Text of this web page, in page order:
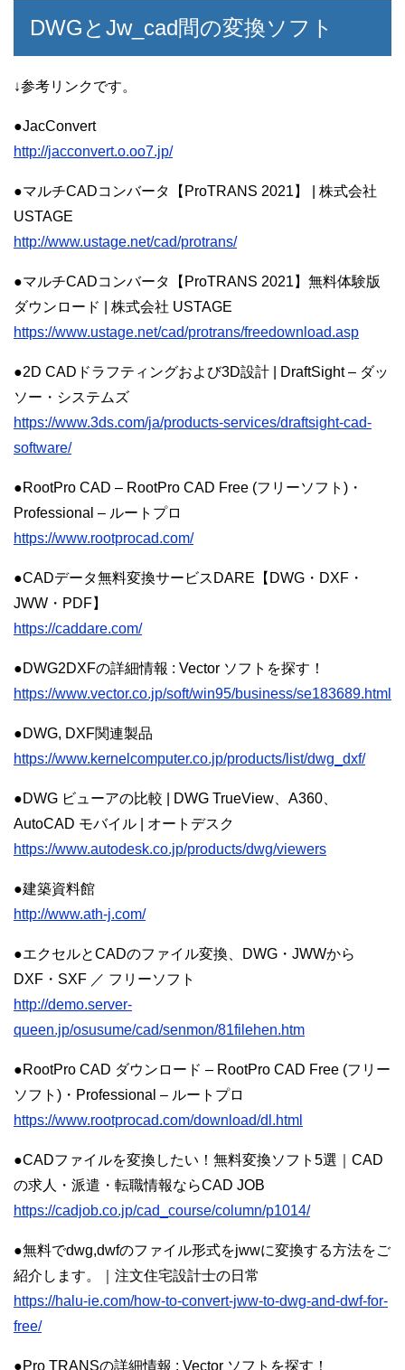
DWGとJw_cad間の変換ソフト
↓参考リンクです。
●JacConvert
http://jacconvert.o.oo7.jp/
●マルチCADコンバータ【ProTRANS 2021】 | 株式会社
USTAGE
http://www.ustage.net/cad/protrans/
●マルチCADコンバータ【ProTRANS 2021】無料体験版
ダウンロード | 株式会社 USTAGE
https://www.ustage.net/cad/protrans/freedownload.asp
●2D CADドラフティングおよび3D設計 | DraftSight – ダッ
ソー・システムズ
https://www.3ds.com/ja/products-services/draftsight-cad-
software/
●RootPro CAD – RootPro CAD Free (フリーソフト)・
Professional – ルートプロ
https://www.rootprocad.com/
●CADデータ無料変換サービスDARE【DWG・DXF・
JWW・PDF】
https://caddare.com/
●DWG2DXFの詳細情報 : Vector ソフトを探す！
https://www.vector.co.jp/soft/win95/business/se183689.html
●DWG, DXF関連製品
https://www.kernelcomputer.co.jp/products/list/dwg_dxf/
●DWG ビューアの比較 | DWG TrueView、A360、
AutoCAD モバイル | オートデスク
https://www.autodesk.co.jp/products/dwg/viewers
●建築資料館
http://www.ath-j.com/
●エクセルとCADのファイル変換、DWG・JWWから
DXF・SXF ／ フリーソフト
http://demo.server-
queen.jp/osusume/cad/senmon/81filehen.htm
●RootPro CAD ダウンロード – RootPro CAD Free (フリー
ソフト)・Professional – ルートプロ
https://www.rootprocad.com/download/dl.html
●CADファイルを変換したい！無料変換ソフト5選｜CAD
の求人・派遣・転職情報ならCAD JOB
https://cadjob.co.jp/cad_course/column/p1014/
●無料でdwg,dwfのファイル形式をjwwに変換する方法をご
紹介します。｜注文住宅設計士の日常
https://halu-ie.com/how-to-convert-jww-to-dwg-and-dwf-for-
free/
●Pro TRANSの詳細情報 : Vector ソフトを探す！